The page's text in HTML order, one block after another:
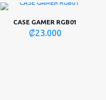
CASE GAMER RGB01
₡23.000